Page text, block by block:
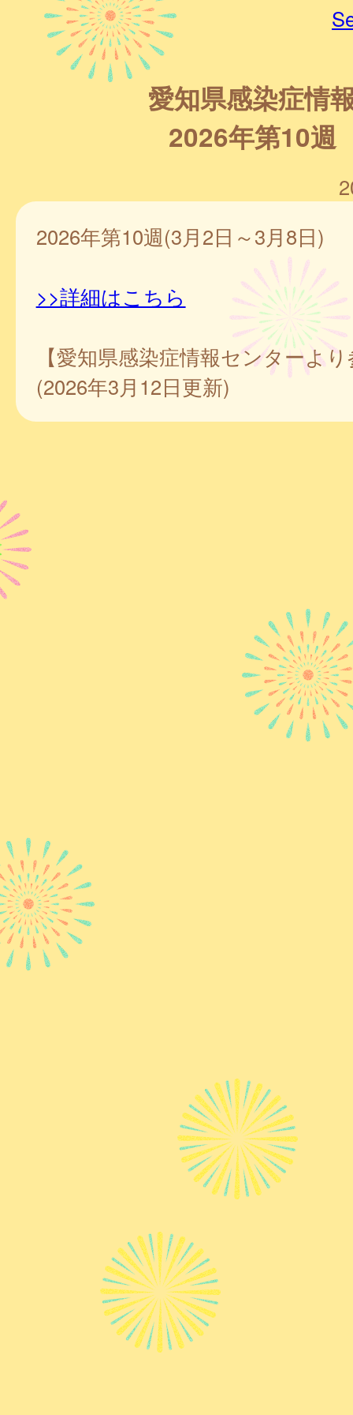
愛知県感染症情
2026年第10週
2026年第10週(3月2日～3月8日)
>>詳細はこちら
【愛知県感染症情報センターよ
(2026年3月12日更新)